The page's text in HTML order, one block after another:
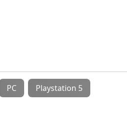
PC Playstation 5